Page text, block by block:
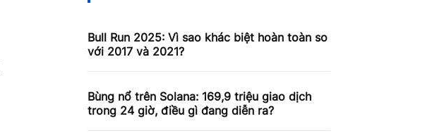
Bull Run 2025: Vì sao khác biệt hoàn toàn so
với 2017 và 2021?
Bùng nổ trên Solana: 169,9 triệu giao dịch
trong 24 giờ, điều gì đang diễn ra?